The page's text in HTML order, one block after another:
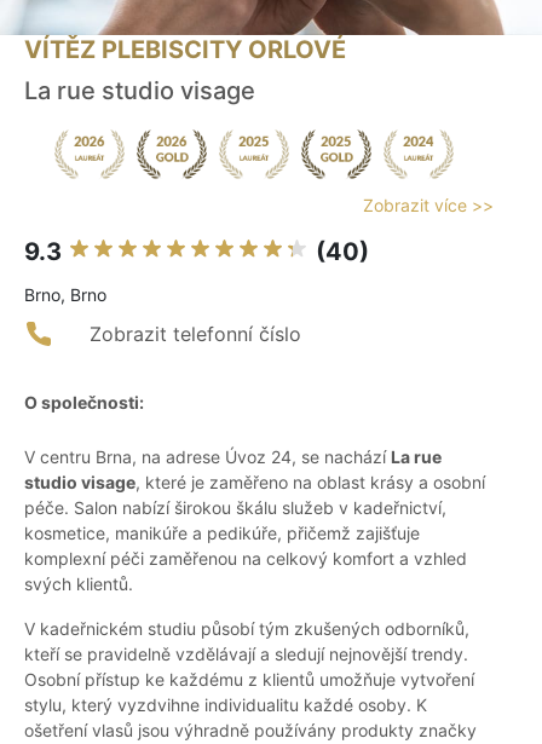
VÍTĚZ PLEBISCITY ORLOVÉ
La rue studio visage
Zobrazit více >>
9.3 (40)
Brno, Brno
Zobrazit telefonní číslo
O společnosti:
V centru Brna, na adrese Úvoz 24, se nachází La rue
studio visage, které je zaměřeno na oblast krásy a osobní
péče. Salon nabízí širokou škálu služeb v kadeřnictví,
kosmetice, manikúře a pedikúře, přičemž zajišťuje
komplexní péči zaměřenou na celkový komfort a vzhled
svých klientů.
V kadeřnickém studiu působí tým zkušených odborníků,
kteří se pravidelně vzdělávají a sledují nejnovější trendy.
Osobní přístup ke každému z klientů umožňuje vytvoření
stylu, který vyzdvihne individualitu každé osoby. K
ošetření vlasů jsou výhradně používány produkty značky